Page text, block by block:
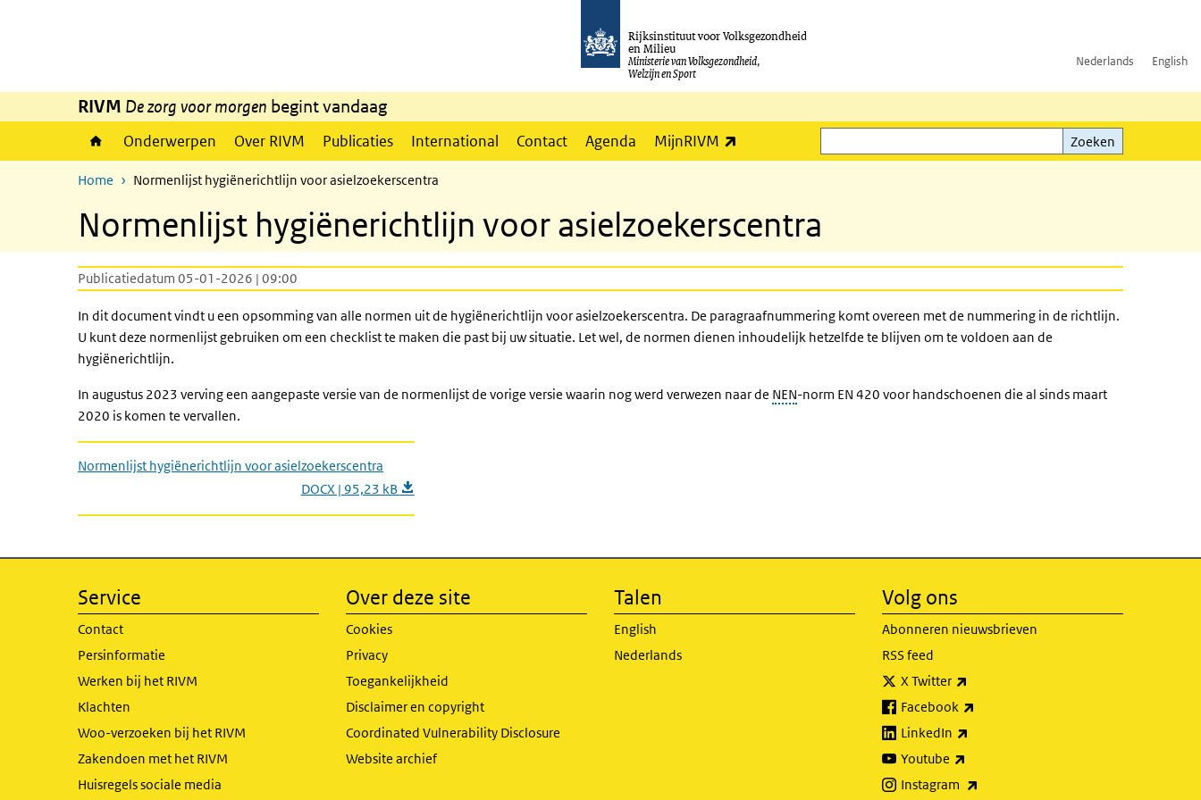
Rijksinstituut voor Volksgezondheid
en Milieu
Ministerie van Volksgezondheid,
Welzijn en Sport
Nederlands English
RIVM De zorg voor morgen begint vandaag
Onderwerpen Over RIVM Publicaties International Contact Agenda MijnRIVM
Zoeken
Zoeken
Home Normenlijst hygiënerichtlijn voor asielzoekerscentra
Normenlijst hygiënerichtlijn voor asielzoekerscentra
Publicatiedatum 05-01-2026 | 09:00
In dit document vindt u een opsomming van alle normen uit de hygiënerichtlijn voor asielzoekerscentra. De paragraafnummering komt overeen met de nummering in de richtlijn.
U kunt deze normenlijst gebruiken om een checklist te maken die past bij uw situatie. Let wel, de normen dienen inhoudelijk hetzelfde te blijven om te voldoen aan de
hygiënerichtlijn.
In augustus 2023 verving een aangepaste versie van de normenlijst de vorige versie waarin nog werd verwezen naar de NEN-norm EN 420 voor handschoenen die al sinds maart
2020 is komen te vervallen.
Normenlijst hygiënerichtlijn voor asielzoekerscentra
DOCX | 95,23 kB
Service
Contact
Persinformatie
Werken bij het RIVM
Klachten
Woo-verzoeken bij het RIVM
Zakendoen met het RIVM
Huisregels sociale media
Over deze site
Cookies
Privacy
Toegankelijkheid
Disclaimer en copyright
Coordinated Vulnerability Disclosure
Website archief
Talen
English
Nederlands
Volg ons
Abonneren nieuwsbrieven
RSS feed
X Twitter
Facebook
LinkedIn
Youtube
Instagram